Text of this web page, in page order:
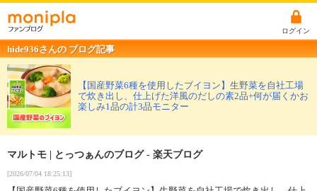
ログイン
hide936さんの ブログ記事
【国産野菜6種を使用したブイヨン】生野菜を自社工場
で炊き出し、仕上げた洋風のだしの素2品+何が届くかお
楽しみ1品の計3品モニター
マルトモ | とっつぁんのブログ - 楽天ブログ
[2026/07/04 18:25:13]